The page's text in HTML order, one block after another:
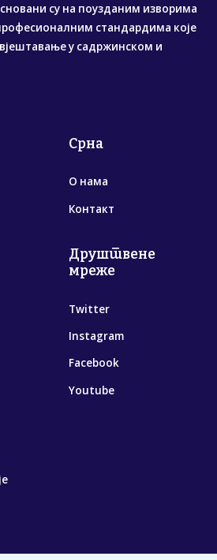
су на поузданим изворима
стандардима које
у садржинском и
Срна
О нама
Контакт
Друштвене
мреже
Twitter
Instagram
Facebook
Youtube